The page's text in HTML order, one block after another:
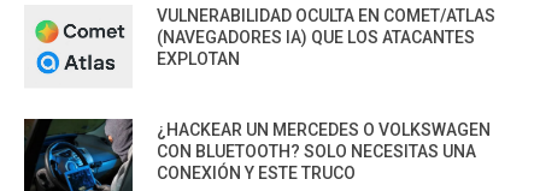
VULNERABILIDAD OCULTA EN COMET/ATLAS
(NAVEGADORES IA) QUE LOS ATACANTES
EXPLOTAN
¿HACKEAR UN MERCEDES O VOLKSWAGEN
CON BLUETOOTH? SOLO NECESITAS UNA
CONEXIÓN Y ESTE TRUCO